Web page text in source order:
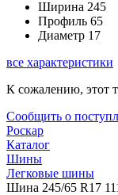
Ширина 245
Профиль 65
Диаметр 17
все характеристики
К сожалению, этот
Сообщить о
Роскар
Каталог
Шины
Легковые шины
Шина 245/65 R17